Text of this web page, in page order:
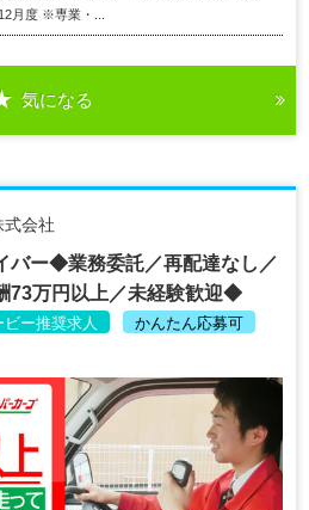
月度 ※専業・...
気になる
式会社
バー◆業務委託／再配達なし／
73万円以上／未経験歓迎◆
ー推奨求人 かんたん応募可